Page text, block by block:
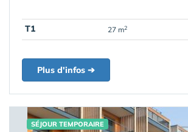
T1 27 m2
Plus d'infos ➔
SÉJOUR TEMPORAIRE